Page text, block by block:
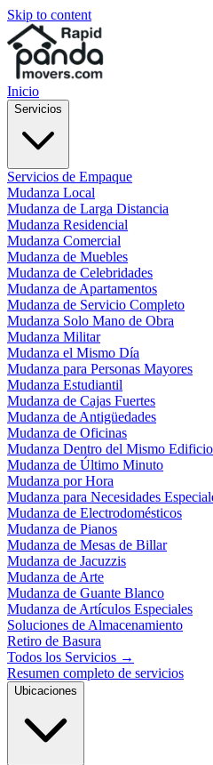
Skip to content
Inicio
Servicios
Servicios de Empaque
Mudanza Local
Mudanza de Larga Distancia
Mudanza Residencial
Mudanza Comercial
Mudanza de Muebles
Mudanza de Celebridades
Mudanza de Apartamentos
Mudanza de Servicio Completo
Mudanza Solo Mano de Obra
Mudanza Militar
Mudanza el Mismo Día
Mudanza para Personas Mayores
Mudanza Estudiantil
Mudanza de Cajas Fuertes
Mudanza de Antigüedades
Mudanza de Oficinas
Mudanza Dentro del Mismo Edificio
Mudanza de Último Minuto
Mudanza por Hora
Mudanza para Necesidades
Mudanza de Electrodomésticos
Mudanza de Pianos
Mudanza de Mesas de Billar
Mudanza de Jacuzzis
Mudanza de Arte
Mudanza de Guante Blanco
Mudanza de Artículos Especiales
Soluciones de Almacenamiento
Retiro de Basura
Todos los Servicios →
Resumen completo de servicios
Ubicaciones